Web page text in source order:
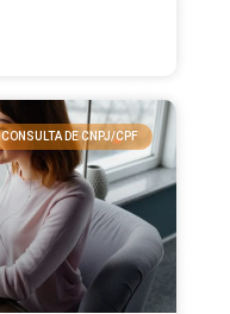
CONSULTA DE CNPJ/CPF